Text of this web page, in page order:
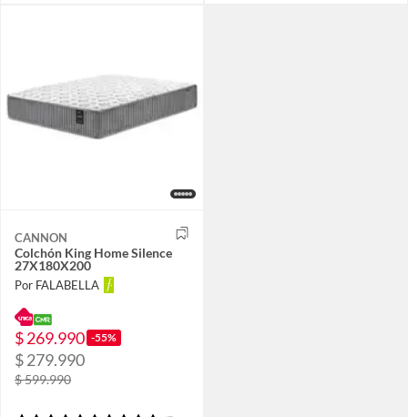
CANNON
Colchón King Home Silence
27X180X200
Por FALABELLA
$ 269.990 -55%
$ 279.990
$ 599.990